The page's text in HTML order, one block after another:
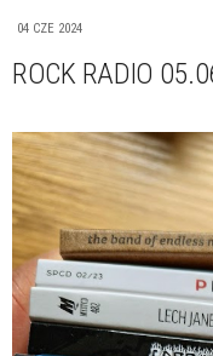
04 CZE 2024
ROCK RADIO